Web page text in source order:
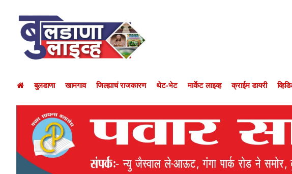
बुलडाणा खामगाव जिल्ह्याचं राजकारण थेट-भेट मार्केट लाइव्ह क्राईम डायरी